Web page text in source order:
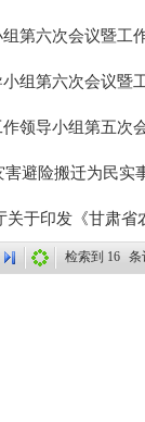
第六次会议暨工
组第六次会议暨
领导小组第五次
避险搬迁为民实
于印发《甘肃省
检索到 16 条